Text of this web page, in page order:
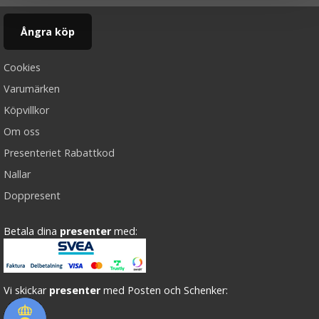
Ångra köp
Cookies
Varumärken
Köpvillkor
Om oss
Presenteriet Rabattkod
Nallar
Doppresent
Betala dina presenter med:
Vi skickar presenter med Posten och Schenker: